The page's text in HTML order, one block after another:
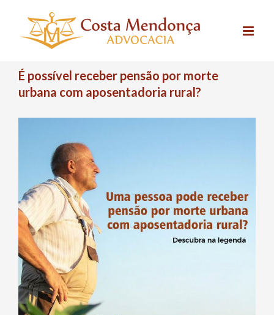
content
É possível receber pensão por morte
urbana com aposentadoria rural?